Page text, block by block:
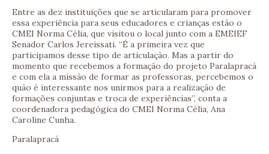
Entre as dez instituições que se articularam para promover
essa experiência para seus educadores e crianças estão o
CMEI Norma Célia, que visitou o local junto com a EMEIEF
Senador Carlos Jereissati. “É a primeira vez que
participamos desse tipo de articulação. Mas a partir do
momento que recebemos a formação do projeto Paralapracá
e com ela a missão de formar as professoras, percebemos o
quão é interessante nos unirmos para a realização de
formações conjuntas e troca de experiências”, conta a
coordenadora pedagógica do CMEI Norma Célia, Ana
Caroline Cunha.
Paralapracá